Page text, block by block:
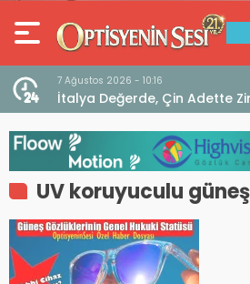
7 Ağustos 2026 - 10:16
İtalya Değerde, Çin Adette
Devam Ediyor
UV koruyuculu